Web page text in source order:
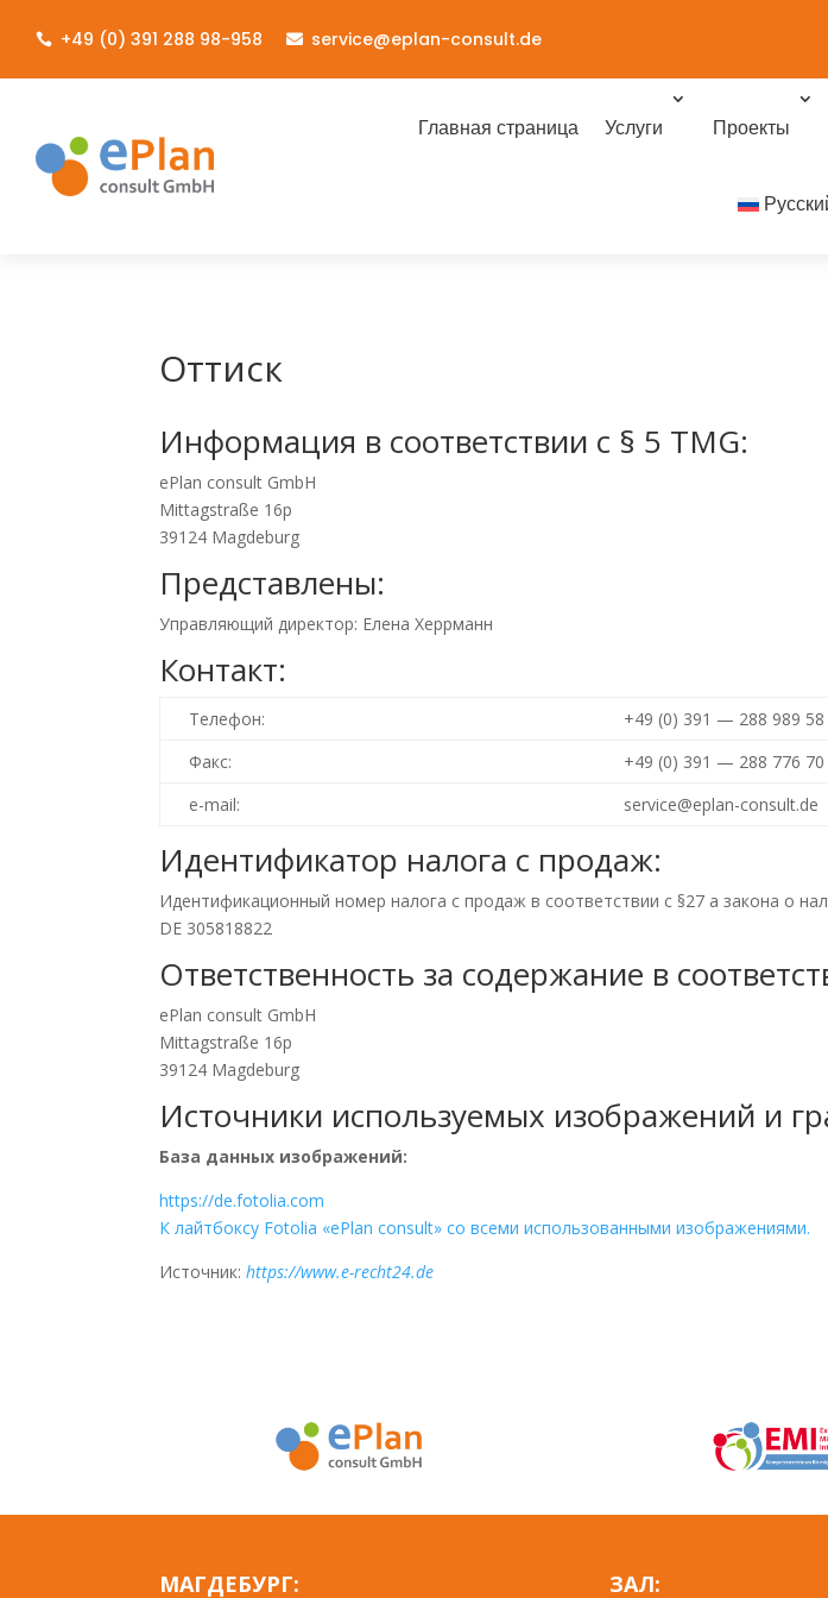
 +49 (0) 391 288 98-958  service@eplan-consult.de
Главная страница Услуги Проекты
Оттиск
Информация в соответствии с § 5 TMG:
ePlan consult GmbH
Mittagstraße 16p
39124 Magdeburg
Представлены:
Управляющий директор: Елена Херрманн
Контакт:
Телефон:
+49 (0) 391 — 288 989 58
Факс:
+49 (0) 391 — 288 776 70
e-mail:
service@eplan-consult.de
Идентификатор налога с продаж:
Идентификационный номер налога с продаж в соответствии с §27 a закона о
DE 305818822
Ответственность за содержание в
ePlan consult GmbH
Mittagstraße 16p
39124 Magdeburg
Источники используемых изображений и
База данных изображений:
https://de.fotolia.com
К лайтбоксу Fotolia «ePlan consult» со всеми использованными изображениями.
Источник:https://www.e-recht24.de
МАГДЕБУРГ: ЗАЛ: